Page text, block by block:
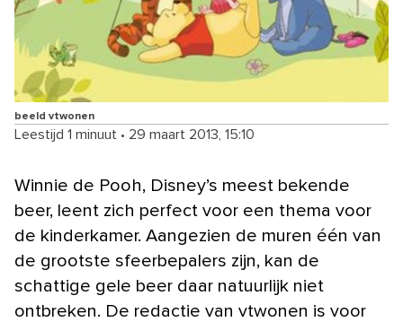
beeld vtwonen
Leestijd 1 minuut • 29 maart 2013, 15:10
Winnie de Pooh, Disney’s meest bekende
beer, leent zich perfect voor een thema voor
de kinderkamer. Aangezien de muren één van
de grootste sfeerbepalers zijn, kan de
schattige gele beer daar natuurlijk niet
ontbreken. De redactie van vtwonen is voor